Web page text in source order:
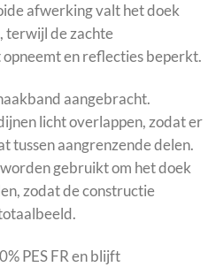
afwerking valt het doek
terwijl de zachte
en reflecties beperkt.
aangebracht.
licht overlappen, zodat er
tussen aangrenzende delen.
gebruikt om het doek
zodat de constructie
PES FR en blijft